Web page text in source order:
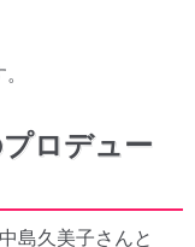
ロデュー
島久美子さんと